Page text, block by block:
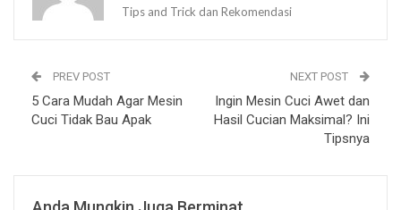
Tips and Trick dan Rekomendasi
PREV POST
5 Cara Mudah Agar Mesin
Cuci Tidak Bau Apak
NEXT POST
Ingin Mesin Cuci Awet dan
Hasil Cucian Maksimal? Ini
Tipsnya